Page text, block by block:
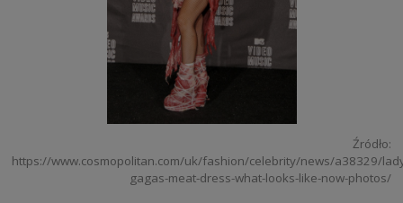
Źródło:
https://www.cosmopolitan.com/uk/fashion/celebrity/news/a38329/
gagas-meat-dress-what-looks-like-now-photos/